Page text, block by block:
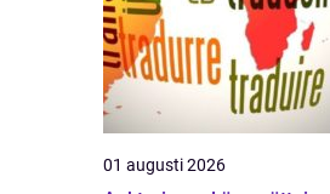
01 augusti 2026